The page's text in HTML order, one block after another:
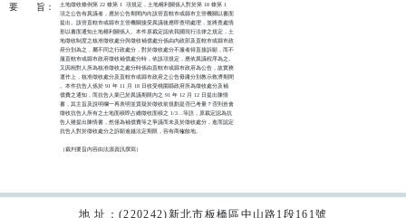
要
旨：
土地徵收條例第 22 條第 1  項規定，土地權利關係人對於第 18 條第 1
項之公告有異議者，應於公告期間內向該管直轄市或縣市主管機關以書面
提出。該管直轄市或縣市主管機關接受異議後應即查明處理，並將查處情
形以書面通知土地權利關係人。本件原裁定認依我國現行法律之規定，土
地徵收制度之核准徵收處分與徵收補償處分係由內政部及直轄市或縣市政
府分別為之，屬不同之行政處分，對於徵收處分不服者得直接訴願，而不
服直轄市或縣市政府徵收補償處分時，依該項規定，應依異議程序為之。
又因相對人所為核准徵收之處分時係由直轄市或縣市政府為公告，故實務
運作上，核准徵收處分及直轄市或縣市政府之公告毋庸分別教示救濟期間
。本件抗告人係於 91 年 11 月 18 日收受桃園縣政府所為徵收處分及補
償費之通知，而抗告人業已於異議期限內之 91 年 12 月 12 日提出陳情
書，其主旨及說明欄一再表明並質疑於徵收前規劃是否已考量？否則豈會
徵收抗告人所有之土地面積即占總徵收面積之 1/3…等語，原裁定認為抗
告人雖提出陳情書，然僅為補償費等之爭議而未及於徵收處分，進而認定
抗告人對於徵收處分之訴願逾越法定期限，容有商榷餘地。
（裁判要旨內容由法源資訊撰寫）
地 址：(220242)新北市板橋區中山路1段161號